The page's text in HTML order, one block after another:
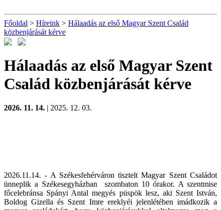
Főoldal > Híreink > Hálaadás az első Magyar Szent Család
közbenjárását kérve
Hálaadás az első Magyar Szent
Család közbenjárását kérve
2026. 11. 14. | 2025. 12. 03.
2026.11.14. - A Székesfehérváron tisztelt Magyar Szent Családot
ünneplik a Székesegyházban szombaton 10 órakor. A szentmise
főcelebránsa Spányi Antal megyés püspök lesz, aki Szent István,
Boldog Gizella és Szent Imre ereklyéi jelenlétében imádkozik a